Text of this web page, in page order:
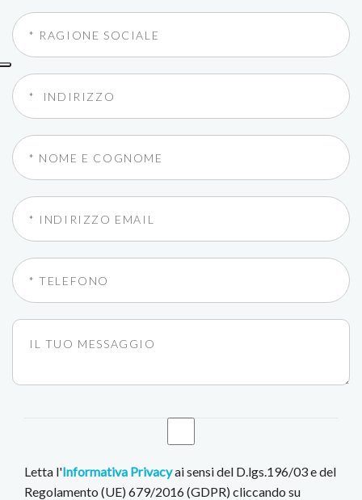
Letta l'Informativa Privacyai sensi del D.lgs.196/03 e del
Regolamento (UE) 679/2016 (GDPR) cliccando su